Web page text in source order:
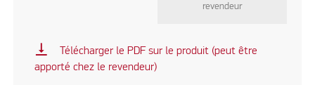
revendeur
vertical_align_bottom
Télécharger le PDF sur le produit (peut être
apporté chez le revendeur)